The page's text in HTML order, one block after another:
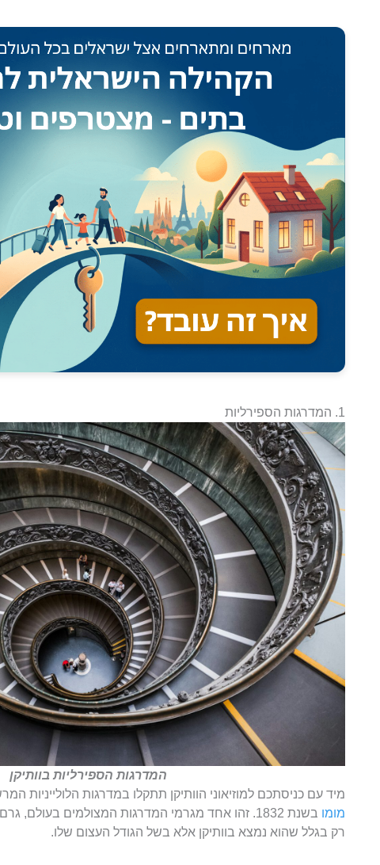
1. המדרגות הספירליות
המדרגות הספירליות בוותיקן
מיד עם כניסתכם למוזיאוני הוותיקן תתקלו במדרגות הלולייניות
מומו
בשנת 1832. זהו אחד מגרמי המדרגות המצולמים
רק בגלל שהוא נמצא בוותיקן אלא בשל הגודל העצום שלו.